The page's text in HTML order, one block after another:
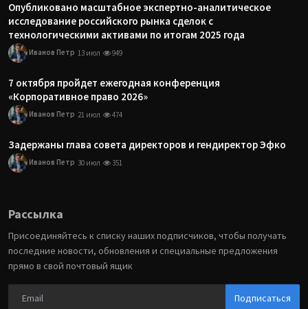
Опубликовано масштабное экспертно-аналитическое
исследование российского рынка сделок с
технологическими активами по итогам 2025 года
Иванов Петр 13 июл 949
7 октября пройдет ежегодная конференция
«Корпоративное право 2026»
Иванов Петр 21 июл 474
Задержаны глава совета директоров и гендиректор Эфко
Иванов Петр 30 июл 351
Рассылка
Присоединяйтесь к списку наших подписчиков, чтобы получать
последние новости, обновления и специальные предложения
прямо в свой почтовый ящик
Подписаться